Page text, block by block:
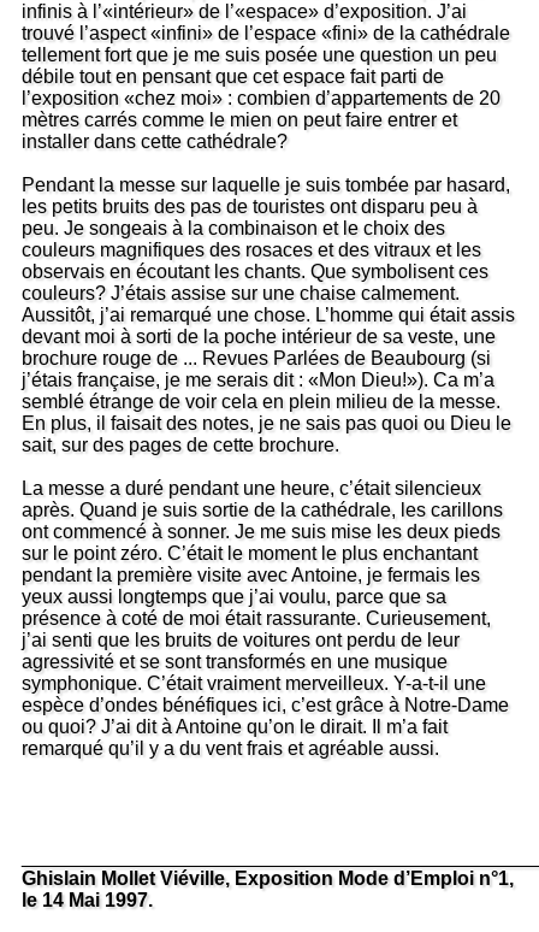
infinis à l’«intérieur» de l’«espace» d’exposition. J’ai
trouvé l’aspect «infini» de l’espace «fini» de la cathédrale
tellement fort que je me suis posée une question un peu
débile tout en pensant que cet espace fait parti de
l’exposition «chez moi» : combien d’appartements de 20
mètres carrés comme le mien on peut faire entrer et
installer dans cette cathédrale?
Pendant la messe sur laquelle je suis tombée par hasard,
les petits bruits des pas de touristes ont disparu peu à
peu. Je songeais à la combinaison et le choix des
couleurs magnifiques des rosaces et des vitraux et les
observais en écoutant les chants. Que symbolisent ces
couleurs? J’étais assise sur une chaise calmement.
Aussitôt, j’ai remarqué une chose. L’homme qui était assis
devant moi à sorti de la poche intérieur de sa veste, une
brochure rouge de ... Revues Parlées de Beaubourg (si
j’étais française, je me serais dit : «Mon Dieu!»). Ca m’a
semblé étrange de voir cela en plein milieu de la messe.
En plus, il faisait des notes, je ne sais pas quoi ou Dieu le
sait, sur des pages de cette brochure.
La messe a duré pendant une heure, c’était silencieux
après. Quand je suis sortie de la cathédrale, les carillons
ont commencé à sonner. Je me suis mise les deux pieds
sur le point zéro. C’était le moment le plus enchantant
pendant la première visite avec Antoine, je fermais les
yeux aussi longtemps que j’ai voulu, parce que sa
présence à coté de moi était rassurante. Curieusement,
j’ai senti que les bruits de voitures ont perdu de leur
agressivité et se sont transformés en une musique
symphonique. C’était vraiment merveilleux. Y-a-t-il une
espèce d’ondes bénéfiques ici, c’est grâce à Notre-Dame
ou quoi? J’ai dit à Antoine qu’on le dirait. Il m’a fait
remarqué qu’il y a du vent frais et agréable aussi.
Ghislain Mollet Viéville, Exposition Mode d’Emploi n°1,
le 14 Mai 1997.